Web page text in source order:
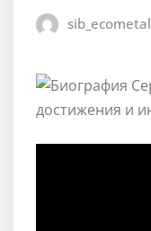
sib_ecometal